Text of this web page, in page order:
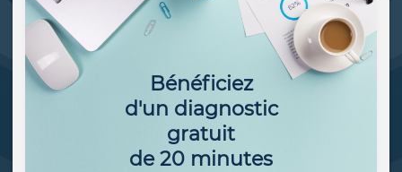
Bénéficiez
d'un diagnostic
gratuit
de 20 minutes